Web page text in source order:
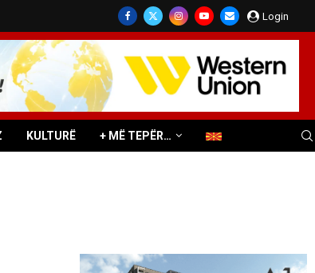
Login
KULTURË + MË TEPËR…